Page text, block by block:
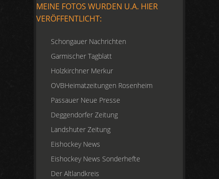
MEINE FOTOS WURDEN U.A. HIER
VERÖFFENTLICHT:
Schongauer Nachrichten
Garmischer Tagblatt
Holzkirchner Merkur
OVBHeimatzeitungen Rosenheim
Passauer Neue Presse
Deggendorfer Zeitung
Landshuter Zeitung
Eishockey News
Eishockey News Sonderhefte
Der Altlandkreis